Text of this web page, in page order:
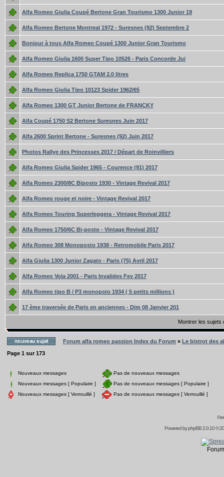
Alfa Romeo Giulia Coupé Bertone Gran Tourismo 1300 Junior 19
Alfa Romeo Bertone Montreal 1972 - Suresnes (92) Septembre 2
Bonjour à tous Alfa Romeo Coupé 1300 Junior Gran Tourismo
Alfa Romeo Giulia 1600 Super Tipo 10526 - Paris Concorde Jui
Alfa Romeo Replica 1750 GTAM 2.0 litres
Alfa Romeo Giulia Tipo 10123 Spider 1962/65
Alfa Romeo 1300 GT Junior Bertone de FRANCKY
Alfa Coupé 1750 S2 Bertone Suresnes Juin 2017
Alfa 2600 Sprint Bertone - Suresnes (92) Juin 2017
Photos Rallye des Princesses 2017 / Départ de Roinvilliers
Alfa Romeo Giulia Spider 1965 - Courence (91) 2017
Alfa Romeo 2300/8C Biposto 1930 - Vintage Revival 2017
Alfa Romeo rouge et noire - Vintage Revival 2017
Alfa Romeo Touring Superleggera - Vintage Revival 2017
Alfa Romeo 1750/6C Bi-posto - Vintage Revival 2017
Alfa Romeo 308 Monoposto 1938 - Retromobile Paris 2017
Alfa Giulia 1300 Junior Zagato - Paris (75) Avril 2017
Alfa Romeo Vola 2001 - Paris Invalides Fev 2017
Alfa Romeo tipo B / P3 monopsto 1934 ( 5 petits millions )
17 ème traversée de Paris en anciennes - Dim 08 Janvier 201
Montrer les sujets
Forum alfa romeo passion Index du Forum » Le bistrot des
Page 1 sur 173
Nouveaux messages
Pas de nouveaux messages
Nouveaux messages [ Populaire ]
Pas de nouveaux messages [ Populaire ]
Nouveaux messages [ Verrouillé ]
Pas de nouveaux messages [ Verrouillé ]
Powered byphpBB2.0.10 ©